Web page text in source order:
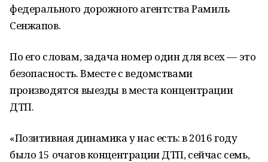
федерального дорожного агентства Рамиль
Сенжапов.
По его словам, задача номер один для всех — это
безопасность. Вместе с ведомствами
производятся выезды в места концентрации
ДТП.
«Позитивная динамика у нас есть: в 2016 году
было 15 очагов концентрации ДТП, сейчас семь,